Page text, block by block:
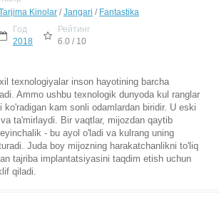
Kinolar /Jangari / Fantastika
Год
2018
Рейтинг
6.0 / 10
texnologiyalar inson hayotining barcha
Ammo ushbu texnologik dunyoda kul ranglar
ko'radigan kam sonli odamlardan biridir. U eski
ta'mirlaydi. Bir vaqtlar, mijozdan qaytib
- bu ayol o'ladi va kulrang uning
Juda boy mijozning harakatchanlikni to'liq
tajriba implantatsiyasini taqdim etish uchun
qiladi.